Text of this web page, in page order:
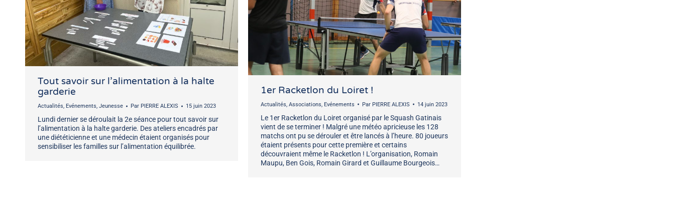
Tout savoir sur l’alimentation à la halte
garderie
Actualités, Evénements, Jeunesse Par PIERRE ALEXIS 15 juin 2023
Lundi dernier se déroulait la 2e séance pour tout savoir sur
l’alimentation à la halte garderie. Des ateliers encadrés par
une diététicienne et une médecin étaient organisés pour
sensibiliser les familles sur l’alimentation équilibrée.
1er Racketlon du Loiret !
Actualités, Associations, Evénements Par PIERRE ALEXIS 14 juin 2023
Le 1er Racketlon du Loiret organisé par le Squash Gatinais
vient de se terminer ! Malgré une météo apricieuse les 128
matchs ont pu se dérouler et être lancés à l’heure. 80 joueurs
étaient présents pour cette première et certains
découvraient même le Racketlon ! L’organisation, Romain
Maupu, Ben Gois, Romain Girard et Guillaume Bourgeois…